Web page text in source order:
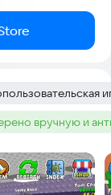
вручную и